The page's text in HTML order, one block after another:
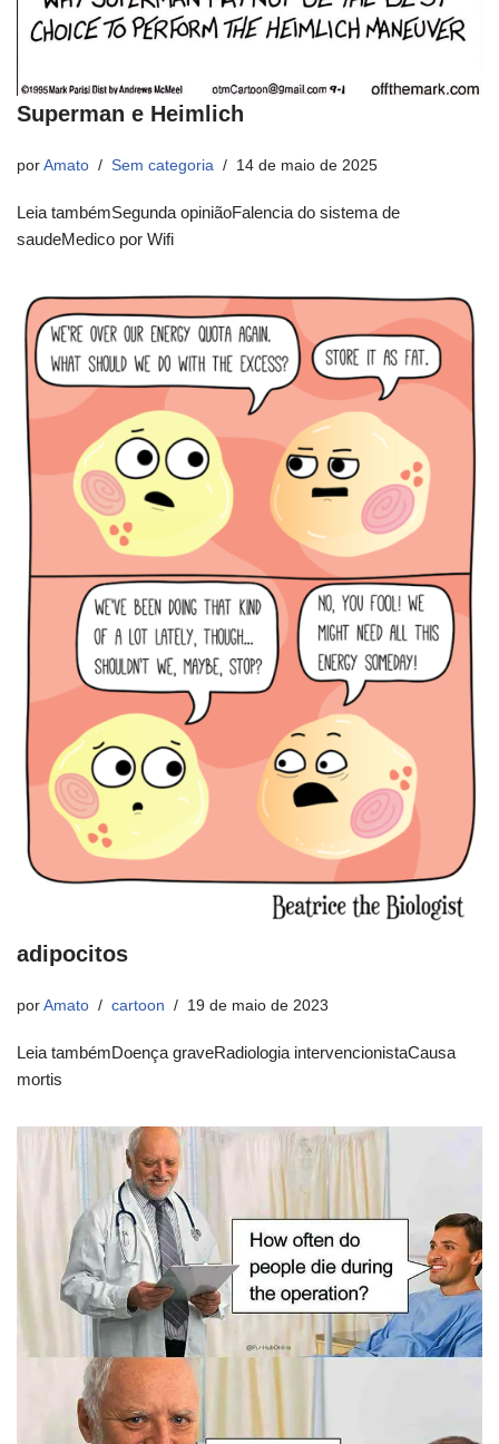
Superman e Heimlich
por Amato Sem categoria 14 de maio de 2025
Leia tambémSegunda opiniãoFalencia do sistema de
saudeMedico por Wifi
adipocitos
por Amato cartoon 19 de maio de 2023
Leia tambémDoença graveRadiologia intervencionistaCausa
mortis